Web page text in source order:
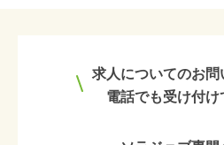
求人についてのお
電話でも受け付